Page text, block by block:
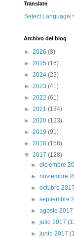
Translate
Select Language
Archivo del blog
► 2026 (8)
► 2025 (16)
► 2024 (23)
► 2023 (41)
► 2022 (61)
► 2021 (134)
► 2020 (123)
► 2019 (91)
► 2018 (158)
▼ 2017 (128)
►diciembre
►noviembre
►octubre
►septiembre
►agosto
►julio 2017
►junio 2017